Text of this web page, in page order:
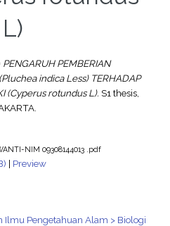
L)
PENGARUH PEMBERIAN
indica Less) TERHADAP
(Cyperus rotundus L). S1 thesis,
NIM 09308144013 .pdf
| Preview
Ilmu Pengetahuan Alam > Biologi